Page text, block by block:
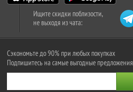
Ищите скидки поблизости,
не выходя из чата:
Сэкономьте до 90% при любых покупках
Подпишитесь на самые выгодные предложения